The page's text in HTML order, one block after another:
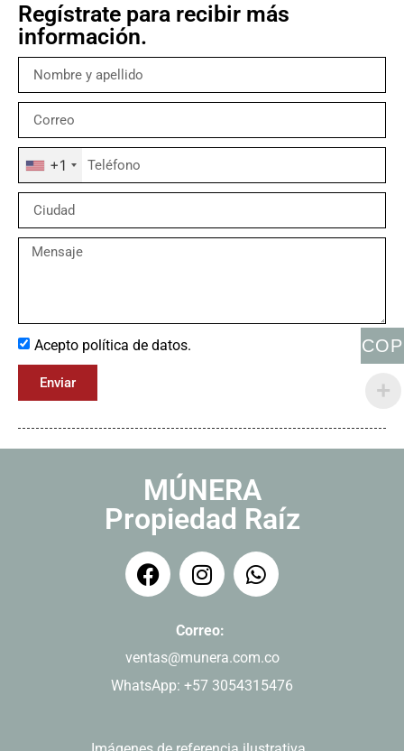
Regístrate para recibir más
información.
+1
Acepto política de datos.
Enviar
MÚNERA
Propiedad Raíz
Correo:
ventas@munera.com.co
WhatsApp: +57 3054315476
COP